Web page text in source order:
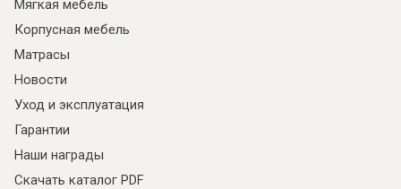
Мягкая мебель
Корпусная мебель
Матрасы
Новости
Уход и эксплуатация
Гарантии
Наши награды
Скачать каталог PDF